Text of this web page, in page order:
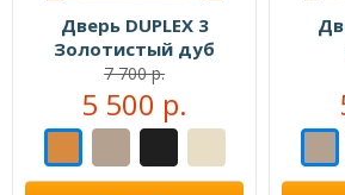
Дверь DUPLEX 3
Золотистый дуб
7 700 р.
5 500 р.